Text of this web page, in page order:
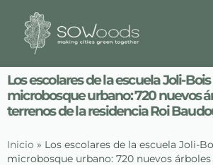
Los escolares de la escuela Joli-
microbosque urbano: 720 nuevos
terrenos de la residencia Roi
Inicio » Los escolares de la escuela Joli-
microbosque urbano: 720 nuevos